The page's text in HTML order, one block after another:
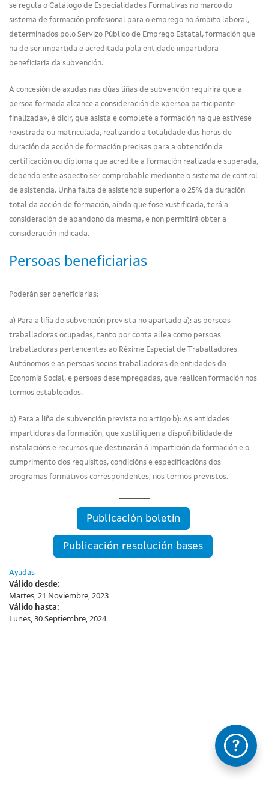
se regula o Catálogo de Especialidades Formativas no marco do
sistema de formación profesional para o emprego no ámbito laboral,
determinados polo Servizo Público de Emprego Estatal, formación que
ha de ser impartida e acreditada pola entidade impartidora
beneficiaria da subvención.
A concesión de axudas nas dúas liñas de subvención requirirá que a
persoa formada alcance a consideración de «persoa participante
finalizada», é dicir, que asista e complete a formación na que estivese
rexistrada ou matriculada, realizando a totalidade das horas de
duración da acción de formación precisas para a obtención da
certificación ou diploma que acredite a formación realizada e superada,
debendo este aspecto ser comprobable mediante o sistema de control
de asistencia. Unha falta de asistencia superior a o 25% da duración
total da acción de formación, aínda que fose xustificada, terá a
consideración de abandono da mesma, e non permitirá obter a
consideración indicada.
Persoas beneficiarias
Poderán ser beneficiarias:
a) Para a liña de subvención prevista no apartado a): as persoas
traballadoras ocupadas, tanto por conta allea como persoas
traballadoras pertencentes ao Réxime Especial de Traballadores
Autónomos e as persoas socias traballadoras de entidades da
Economía Social, e persoas desempregadas, que realicen formación nos
termos establecidos.
b) Para a liña de subvención prevista no artigo b): As entidades
impartidoras da formación, que xustifiquen a dispoñibilidade de
instalacións e recursos que destinarán á impartición da formación e o
cumprimento dos requisitos, condicións e especificacións dos
programas formativos correspondentes, nos termos previstos.
Publicación boletín
Publicación resolución bases
Ayudas
Válido desde:
Martes, 21 Noviembre, 2023
Válido hasta:
Lunes, 30 Septiembre, 2024